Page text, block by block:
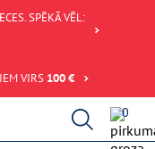
SPĒKĀ VĒL:
VIRS 100 €
0